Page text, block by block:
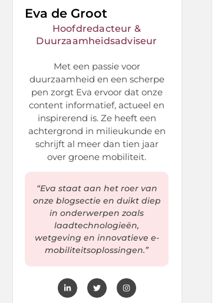
Eva de Groot
Hoofdredacteur &
Duurzaamheidsadviseur
Met een passie voor
duurzaamheid en een scherpe
pen zorgt Eva ervoor dat onze
content informatief, actueel en
inspirerend is. Ze heeft een
achtergrond in milieukunde en
schrijft al meer dan tien jaar
over groene mobiliteit.
“Eva staat aan het roer van
onze blogsectie en duikt diep
in onderwerpen zoals
laadtechnologieën,
wetgeving en innovatieve e-
mobiliteitsoplossingen.”